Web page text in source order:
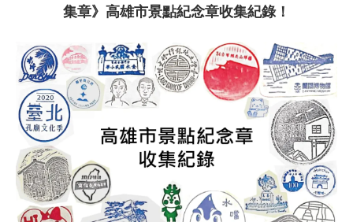
集章》高雄市景點紀念章收集紀錄！